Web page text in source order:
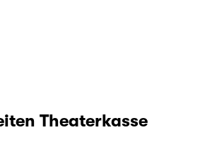
Theaterkasse